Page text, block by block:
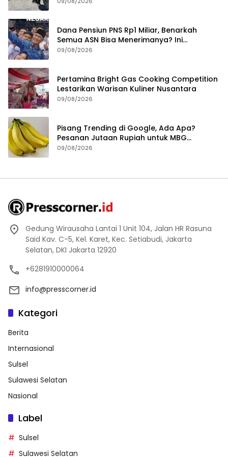
Dana Pensiun PNS Rp1 Miliar, Benarkah
Semua ASN Bisa Menerimanya? Ini
Penjelasannya
09/08/2026
Pertamina Bright Gas Cooking Competition
Lestarikan Warisan Kuliner Nusantara
09/08/2026
Pisang Trending di Google, Ada Apa?
Pesanan Jutaan Rupiah untuk MBG
Mendadak Batal
09/08/2026
Gedung Wirausaha Lantai 1 Unit 104, Jalan HR Rasuna
Said Kav. C-5, Kel. Karet, Kec. Setiabudi, Jakarta
Selatan, DKI Jakarta 12920
+6281910000064
info@presscorner.id
Kategori
Berita
Internasional
Sulsel
Sulawesi Selatan
Nasional
Label
Sulsel
Sulawesi Selatan